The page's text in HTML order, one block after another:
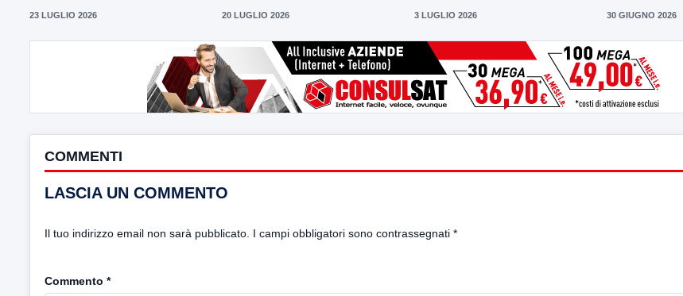
23 LUGLIO 2026 20 LUGLIO 2026 3 LUGLIO 2026 30 GIUGNO 2026
COMMENTI
LASCIA UN COMMENTO
Il tuo indirizzo email non sarà pubblicato. I campi obbligatori sono contrassegnati *
Commento *